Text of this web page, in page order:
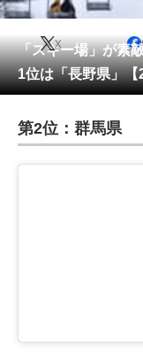
動物
会員記事
メディア
注目記事を集めた総
「スキー場」が素
1位は「長野県」
X
第2位：群馬県